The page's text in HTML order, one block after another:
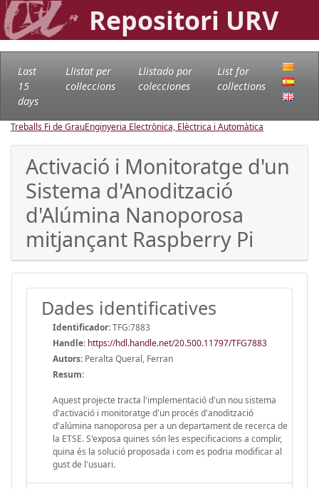
Repositori URV
Last
15
days
Llistat per
col·leccions
Llistado por
colecciones
List for
collections
Treballs Fi de GrauEnginyeria Electrònica, Elèctrica i Automàtica
Activació i Monitoratge d'un
Sistema d'Anodització
d'Alúmina Nanoporosa
mitjançant Raspberry Pi
Dades identificatives
Identificador:TFG:7883
Handle: https://hdl.handle.net/20.500.11797/TFG7883
Autors: Peralta Queral, Ferran
Resum:
Aquest projecte tracta l'implementació d'un nou sistema
d'activació i monitoratge d'un procés d'anodització
d'alúmina nanoporosa per a un departament de recerca de
la ETSE. S'exposa quines són les especificacions a complir,
quina és la solució proposada i com es podria modificar al
gust de l'usuari.